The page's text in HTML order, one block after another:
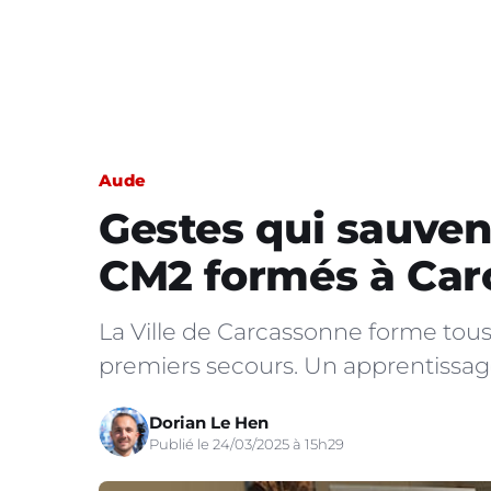
Aude
Gestes qui
CM2 formés à
La Ville de Carcassonne forme
premiers secours. Un
Dorian Le Hen
Publié le 24/03/2025 à 15h29